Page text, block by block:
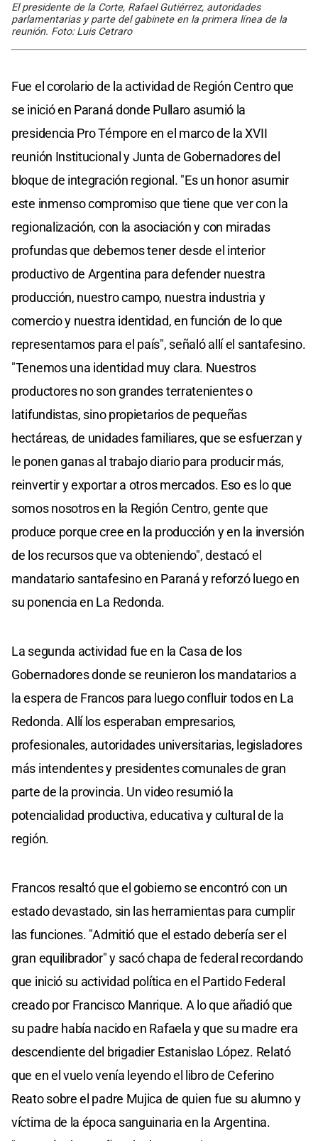
El presidente de la Corte, Rafael Gutiérrez, autoridades
parlamentarias y parte del gabinete en la primera línea de la
reunión. Foto: Luis Cetraro
Fue el corolario de la actividad de Región Centro que
se inició en Paraná donde Pullaro asumió la
presidencia Pro Témpore en el marco de la XVII
reunión Institucional y Junta de Gobernadores del
bloque de integración regional. "Es un honor asumir
este inmenso compromiso que tiene que ver con la
regionalización, con la asociación y con miradas
profundas que debemos tener desde el interior
productivo de Argentina para defender nuestra
producción, nuestro campo, nuestra industria y
comercio y nuestra identidad, en función de lo que
representamos para el país", señaló allí el santafesino.
"Tenemos una identidad muy clara. Nuestros
productores no son grandes terratenientes o
latifundistas, sino propietarios de pequeñas
hectáreas, de unidades familiares, que se esfuerzan y
le ponen ganas al trabajo diario para producir más,
reinvertir y exportar a otros mercados. Eso es lo que
somos nosotros en la Región Centro, gente que
produce porque cree en la producción y en la inversión
de los recursos que va obteniendo", destacó el
mandatario santafesino en Paraná y reforzó luego en
su ponencia en La Redonda.
La segunda actividad fue en la Casa de los
Gobernadores donde se reunieron los mandatarios a
la espera de Francos para luego confluir todos en La
Redonda. Allí los esperaban empresarios,
profesionales, autoridades universitarias, legisladores
más intendentes y presidentes comunales de gran
parte de la provincia. Un video resumió la
potencialidad productiva, educativa y cultural de la
región.
Francos resaltó que el gobierno se encontró con un
estado devastado, sin las herramientas para cumplir
las funciones. "Admitió que el estado debería ser el
gran equilibrador" y sacó chapa de federal recordando
que inició su actividad política en el Partido Federal
creado por Francisco Manrique. A lo que añadió que
su padre había nacido en Rafaela y que su madre era
descendiente del brigadier Estanislao López. Relató
que en el vuelo venía leyendo el libro de Ceferino
Reato sobre el padre Mujica de quien fue su alumno y
víctima de la época sanguinaria en la Argentina.